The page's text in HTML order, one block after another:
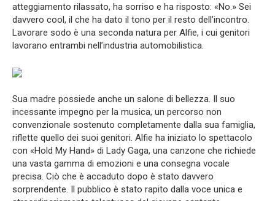
atteggiamento rilassato, ha sorriso e ha risposto: «No.» Sei
davvero cool, il che ha dato il tono per il resto dell’incontro.
Lavorare sodo è una seconda natura per Alfie, i cui genitori
lavorano entrambi nell’industria automobilistica.
Sua madre possiede anche un salone di bellezza. Il suo
incessante impegno per la musica, un percorso non
convenzionale sostenuto completamente dalla sua famiglia,
riflette quello dei suoi genitori. Alfie ha iniziato lo spettacolo
con «Hold My Hand» di Lady Gaga, una canzone che richiede
una vasta gamma di emozioni e una consegna vocale
precisa. Ciò che è accaduto dopo è stato davvero
sorprendente. Il pubblico è stato rapito dalla voce unica e